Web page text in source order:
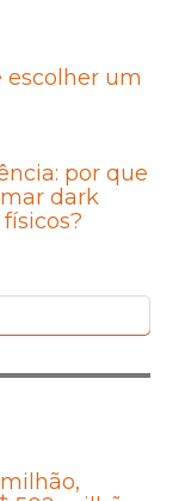
escolher um
por que
dark
milhão,